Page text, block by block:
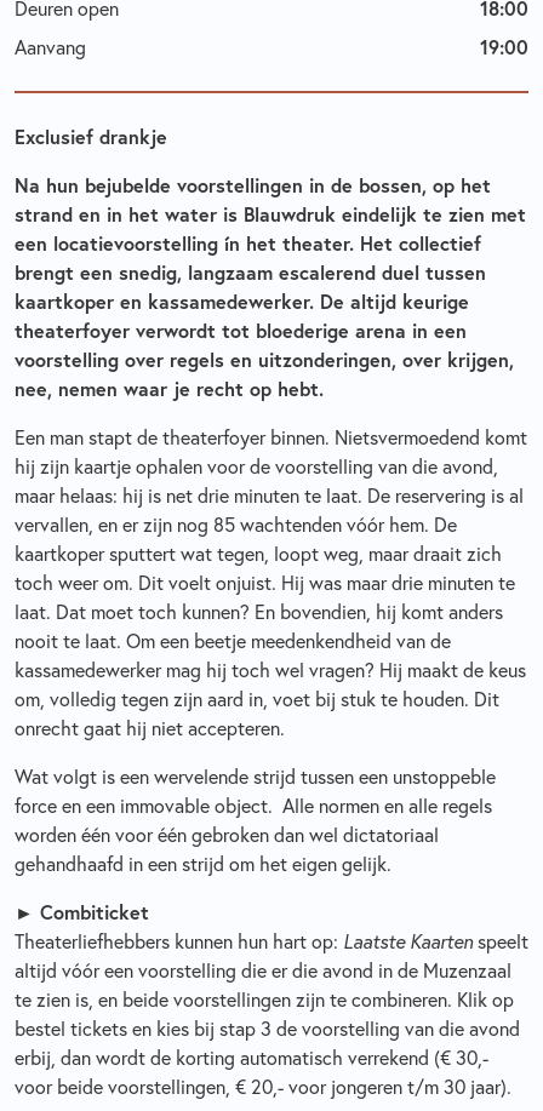
Na hun bejubelde voorstellingen in de bossen, op het
strand en in het water is Blauwdruk eindelijk te zien met
een locatievoorstelling ín het theater. Het collectief
brengt een snedig, langzaam escalerend duel tussen
kaartkoper en kassamedewerker. De altijd keurige
theaterfoyer verwordt tot bloederige arena in een
voorstelling over regels en uitzonderingen, over krijgen,
nee, nemen waar je recht op hebt.
Een man stapt de theaterfoyer binnen. Nietsvermoedend komt
hij zijn kaartje ophalen voor de voorstelling van die avond,
maar helaas: hij is net drie minuten te laat. De reservering is al
vervallen, en er zijn nog 85 wachtenden vóór hem. De
kaartkoper sputtert wat tegen, loopt weg, maar draait zich
toch weer om. Dit voelt onjuist. Hij was maar drie minuten te
laat. Dat moet toch kunnen? En bovendien, hij komt anders
nooit te laat. Om een beetje meedenkendheid van de
kassamedewerker mag hij toch wel vragen? Hij maakt de keus
om, volledig tegen zijn aard in, voet bij stuk te houden. Dit
onrecht gaat hij niet accepteren.
Wat volgt is een wervelende strijd tussen een unstoppeble
force en een immovable object. Alle normen en alle regels
worden één voor één gebroken dan wel dictatoriaal
gehandhaafd in een strijd om het eigen gelijk.
► Combiticket
Theaterliefhebbers kunnen hun hart op: Laatste Kaartenspeelt
altijd vóór een voorstelling die er die avond in de Muzenzaal
te zien is, en beide voorstellingen zijn te combineren. Klik op
bestel tickets en kies bij stap 3 de voorstelling van die avond
erbij, dan wordt de korting automatisch verrekend (€ 30,-
voor beide voorstellingen, € 20,- voor jongeren t/m 30 jaar).
Deuren open
Aanvang
18:00
19:00
Exclusief drankje